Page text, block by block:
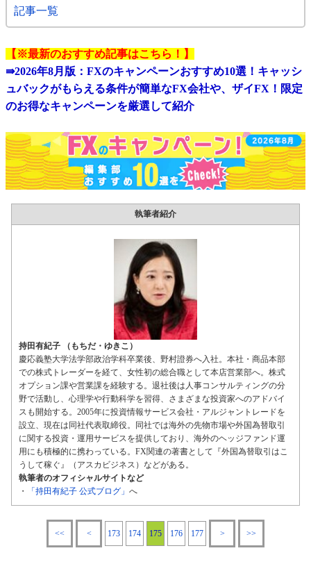
記事一覧
【※最新のおすすめ記事はこちら！】
⇛2026年8月版：FXのキャンペーンおすすめ10選！キャッシ
ュバックがもらえる条件が簡単なFX会社や、ザイFX！限定
のお得なキャンペーンを厳選して紹介
執筆者紹介
持田有紀子 （もちだ・ゆきこ）
慶応義塾大学法学部政治学科卒業後、野村證券へ入社。本社・商品本部
での株式トレーダーを経て、女性初の総合職として本店営業部へ。株式
オプション課や営業課を経験する。退社後は人事コンサルティングの分
野で活動し、心理学や行動科学を習得、さまざまな投資家へのアドバイ
スも開始する。2005年に投資情報サービス会社・アルジャントレードを
設立、現在は同社代表取締役。同社では海外の先物市場や外国為替取引
に関する投資・運用サービスを提供しており、海外のヘッジファンド運
用にも積極的に携わっている。FX関連の著書として『外国為替取引はこ
うして稼ぐ』（アスカビジネス）などがある。
執筆者のオフィシャルサイトなど
・
「持田有紀子 公式ブログ」 へ
<< < 173 174 175 176 177 > >>